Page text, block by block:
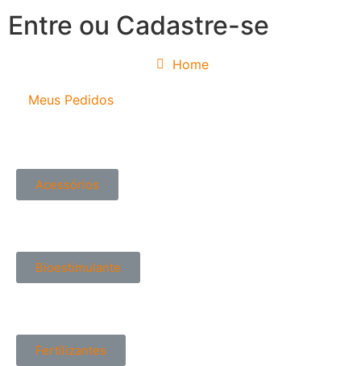
Entre ou Cadastre-se
Home
Meus Pedidos
Acessórios
Bioestimulante
Fertilizantes